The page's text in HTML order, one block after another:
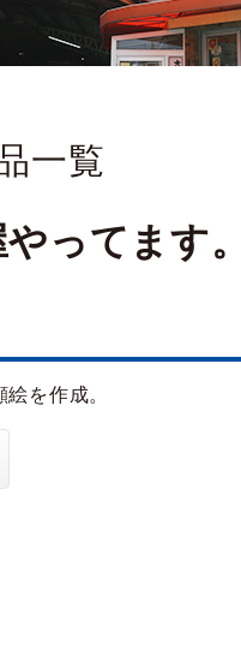
一覧
ってます
を作成。